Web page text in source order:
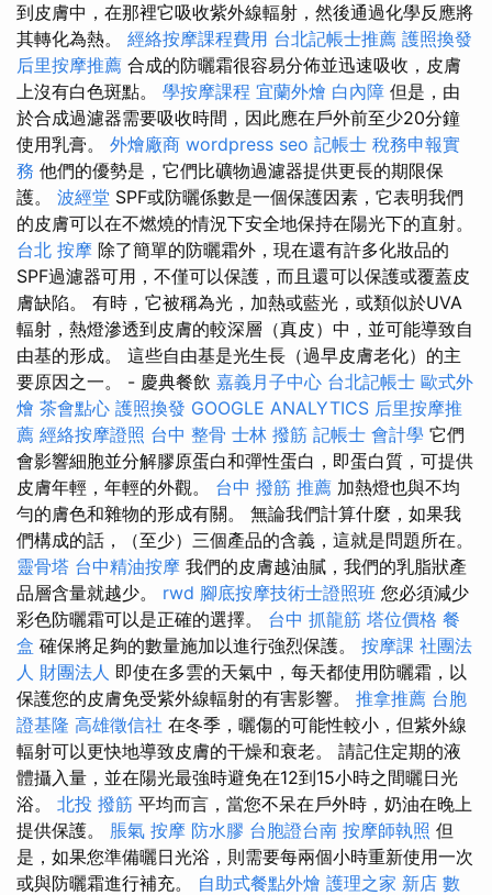
到皮膚中，在那裡它吸收紫外線輻射，然後通過化學反應將
其轉化為熱。 經絡按摩課程費用 台北記帳士推薦 護照換發
后里按摩推薦 合成的防曬霜很容易分佈並迅速吸收，皮膚
上沒有白色斑點。 學按摩課程 宜蘭外燴 白內障 但是，由
於合成過濾器需要吸收時間，因此應在戶外前至少20分鐘
使用乳膏。 外燴廠商 wordpress seo 記帳士 稅務申報實
務 他們的優勢是，它們比礦物過濾器提供更長的期限保
護。 波經堂 SPF或防曬係數是一個保護因素，它表明我們
的皮膚可以在不燃燒的情況下安全地保持在陽光下的直射。
台北 按摩 除了簡單的防曬霜外，現在還有許多化妝品的
SPF過濾器可用，不僅可以保護，而且還可以保護或覆蓋皮
膚缺陷。 有時，它被稱為光，加熱或藍光，或類似於UVA
輻射，熱燈滲透到皮膚的較深層（真皮）中，並可能導致自
由基的形成。 這些自由基是光生長（過早皮膚老化）的主
要原因之一。 - 慶典餐飲 嘉義月子中心 台北記帳士 歐式外
燴 茶會點心 護照換發 GOOGLE ANALYTICS 后里按摩推
薦 經絡按摩證照 台中 整骨 士林 撥筋 記帳士 會計學 它們
會影響細胞並分解膠原蛋白和彈性蛋白，即蛋白質，可提供
皮膚年輕，年輕的外觀。 台中 撥筋 推薦 加熱燈也與不均
勻的膚色和雜物的形成有關。 無論我們計算什麼，如果我
們構成的話，（至少）三個產品的含義，這就是問題所在。
靈骨塔 台中精油按摩 我們的皮膚越油膩，我們的乳脂狀產
品層含量就越少。 rwd 腳底按摩技術士證照班 您必須減少
彩色防曬霜可以是正確的選擇。 台中 抓龍筋 塔位價格 餐
盒 確保將足夠的數量施加以進行強烈保護。 按摩課 社團法
人 財團法人 即使在多雲的天氣中，每天都使用防曬霜，以
保護您的皮膚免受紫外線輻射的有害影響。 推拿推薦 台胞
證基隆 高雄徵信社 在冬季，曬傷的可能性較小，但紫外線
輻射可以更快地導致皮膚的干燥和衰老。 請記住定期的液
體攝入量，並在陽光最強時避免在12到15小時之間曬日光
浴。 北投 撥筋 平均而言，當您不呆在戶外時，奶油在晚上
提供保護。 脹氣 按摩 防水膠 台胞證台南 按摩師執照 但
是，如果您準備曬日光浴，則需要每兩個小時重新使用一次
或與防曬霜進行補充。 自助式餐點外燴 護理之家 新店 數